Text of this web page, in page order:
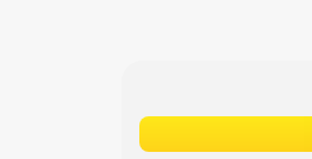
Сетевые отели Бали